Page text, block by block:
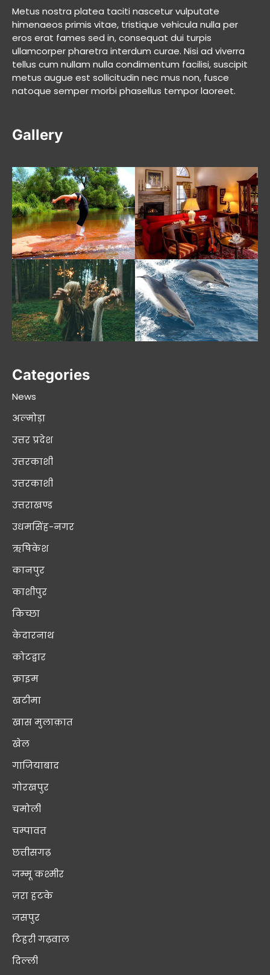
Metus nostra platea taciti nascetur vulputate
himenaeos primis vitae, tristique vehicula nulla per
eros erat fames sed in, consequat dui turpis
ullamcorper pharetra interdum curae. Nisi ad viverra
tellus cum nullam nulla condimentum facilisi, suscipit
metus augue est sollicitudin nec mus non, fusce
natoque semper morbi phasellus tempor laoreet.
Gallery
Categories
News
अल्मोड़ा
उत्तर प्रदेश
उत्तरकाशी
उत्तरकाशी
उत्तराखण्ड
उधमसिंह-नगर
ऋषिकेश
कानपुर
काशीपुर
किच्छा
केदारनाथ
कोटद्वार
क्राइम
खटीमा
खास मुलाक़ात
खेल
गाजियाबाद
गोरखपुर
चमोली
चम्पावत
छत्तीसगढ़
जम्मू कश्मीर
ज़रा हटके
जसपुर
टिहरी गढ़वाल
दिल्ली